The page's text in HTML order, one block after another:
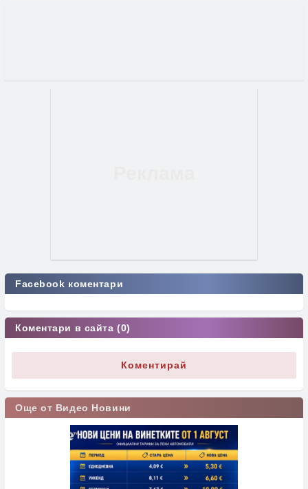
Facebook коментари
Коментари в сайта (0)
Коментирай
Още от Видео Новини